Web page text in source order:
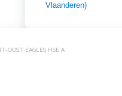
Vlaanderen)
OOST EAGLES HSE A